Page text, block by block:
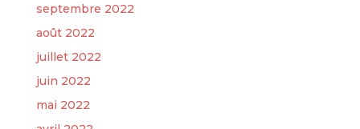
septembre 2022
août 2022
juillet 2022
juin 2022
mai 2022